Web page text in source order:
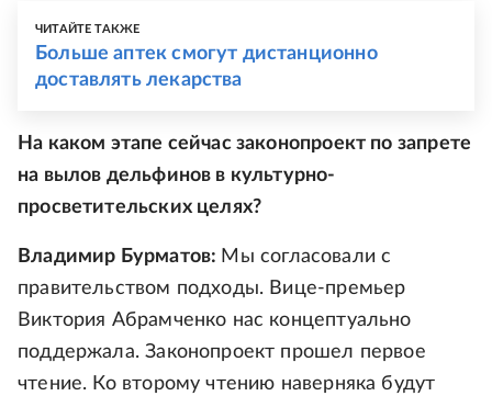
ЧИТАЙТЕ ТАКЖЕ
Больше аптек смогут дистанционно
доставлять лекарства
На каком этапе сейчас законопроект по запрете
на вылов дельфинов в культурно-
просветительских целях?
Владимир Бурматов: Мы согласовали с
правительством подходы. Вице-премьер
Виктория Абрамченко нас концептуально
поддержала. Законопроект прошел первое
чтение. Ко второму чтению наверняка будут